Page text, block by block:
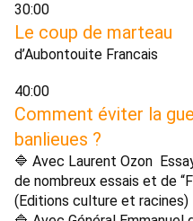
30:00
Le coup de marteau
d’Aubontouite Francais
40:00
Comment éviter la
banlieues ?
🔷 Avec Laurent Ozon
de nombreux essais et de
(Editions culture et racines)